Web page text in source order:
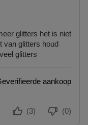
glitters het is niet
van glitters houd
glitters
aankoop
(0)
(3)